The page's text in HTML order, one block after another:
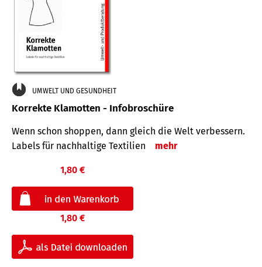
UMWELT UND GESUNDHEIT
Korrekte Klamotten - Infobroschüre
Wenn schon shoppen, dann gleich die Welt verbessern.
Labels für nachhaltige Textilien
mehr
1,80 €
1,80 €